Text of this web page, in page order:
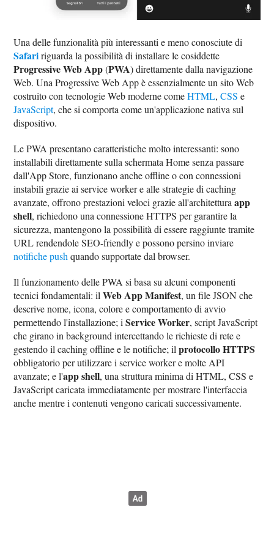
Una delle funzionalità più interessanti e meno conosciute di
Safaririguarda la possibilità di installare le cosiddette
Progressive Web App(PWA) direttamente dalla navigazione
Web. Una Progressive Web App è essenzialmente un sito Web
costruito con tecnologie Web moderne comeHTML,CSS e
JavaScript, che si comporta come un'applicazione nativa sul
dispositivo.
Le PWA presentano caratteristiche molto interessanti: sono
installabili direttamente sulla schermata Home senza passare
dall'App Store, funzionano anche offline o con connessioni
instabili grazie ai service worker e alle strategie di caching
avanzate, offrono prestazioni veloci grazie all'architetturaapp
shell, richiedono una connessione HTTPS per garantire la
sicurezza, mantengono la possibilità di essere raggiunte tramite
URL rendendole SEO-friendly e possono persino inviare
notifiche push quando supportate dal browser.
Il funzionamento delle PWA si basa su alcuni componenti
tecnici fondamentali: ilWeb App Manifest, un file JSON che
descrive nome, icona, colore e comportamento di avvio
permettendo l'installazione; iService Worker, script JavaScript
che girano in background intercettando le richieste di rete e
gestendo il caching offline e le notifiche; ilprotocollo HTTPS
obbligatorio per utilizzare i service worker e molte API
avanzate; e l'app shell, una struttura minima di HTML, CSS e
JavaScript caricata immediatamente per mostrare l'interfaccia
anche mentre i contenuti vengono caricati successivamente.